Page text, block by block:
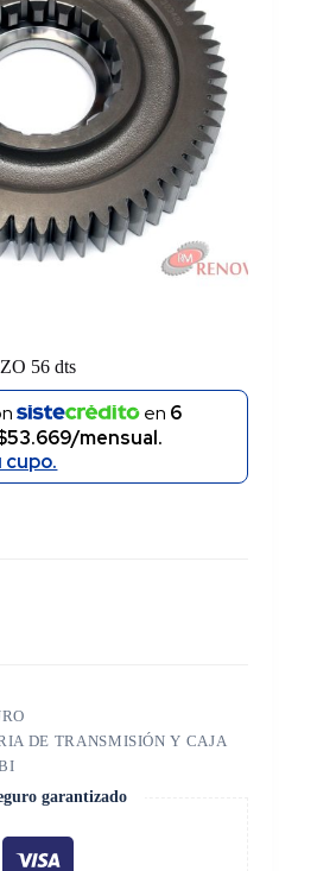
56 dts
en 6
mensual.
DE TRANSMISIÓN Y CAJA
garantizado